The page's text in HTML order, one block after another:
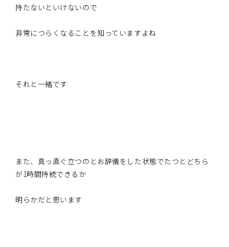
持たないといけないので
非常につらくなることを知っていますよね
それと一緒です
また、真っ直ぐ立つのとお辞儀をした状態でたつとどちら
が1時間持続できるか
明らかだと思います